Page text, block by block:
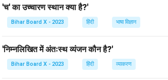
'च' का उच्चारण स्थान क्या है?'
Bihar Board X - 2023 हिंदी भाषा विज्ञान
'निम्नलिखित में अंतःस्थ व्यंजन कौन है?'
Bihar Board X - 2023 हिंदी व्याकरण